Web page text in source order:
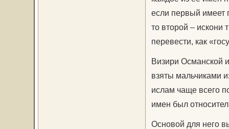
если первый имеет
то второй – искони
перевести, как
Визири Османской
взяты мальчиками
ислам чаще всего
имен был
Основой для него